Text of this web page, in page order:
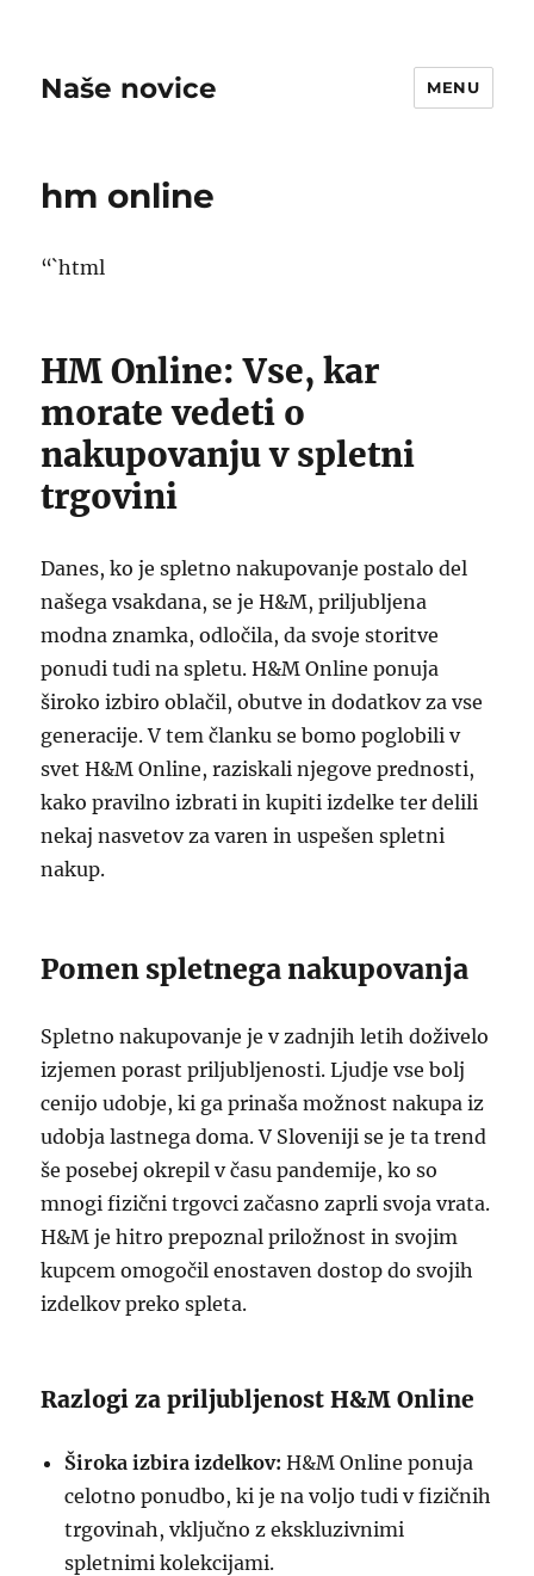
Naše novice MENU
hm online
“`html
HM Online: Vse, kar
morate vedeti o
nakupovanju v spletni
trgovini
Danes, ko je spletno nakupovanje postalo del
našega vsakdana, se je H&M, priljubljena
modna znamka, odločila, da svoje storitve
ponudi tudi na spletu. H&M Online ponuja
široko izbiro oblačil, obutve in dodatkov za vse
generacije. V tem članku se bomo poglobili v
svet H&M Online, raziskali njegove prednosti,
kako pravilno izbrati in kupiti izdelke ter delili
nekaj nasvetov za varen in uspešen spletni
nakup.
Pomen spletnega nakupovanja
Spletno nakupovanje je v zadnjih letih doživelo
izjemen porast priljubljenosti. Ljudje vse bolj
cenijo udobje, ki ga prinaša možnost nakupa iz
udobja lastnega doma. V Sloveniji se je ta trend
še posebej okrepil v času pandemije, ko so
mnogi fizični trgovci začasno zaprli svoja vrata.
H&M je hitro prepoznal priložnost in svojim
kupcem omogočil enostaven dostop do svojih
izdelkov preko spleta.
Razlogi za priljubljenost H&M Online
Široka izbira izdelkov: H&M Online ponuja
celotno ponudbo, ki je na voljo tudi v fizičnih
trgovinah, vključno z ekskluzivnimi
spletnimi kolekcijami.